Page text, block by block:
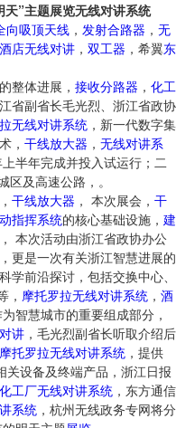
”主题展览无线对讲系统
向吸顶天线 ， 发射合路器 ， 无
酒店无线对讲 ， 双工器 ，希翼东
整体进展， 接收分路器 ， 化工
江省副省长毛光烈、浙江省政协
无线对讲系统 ，新一代数字集
， 干线放大器 ， 无线对讲系
上半年完成并投入试运行；二
及高速公路，。
， 干线放大器 ， 本次展会， 干
指挥系统的核心基础设施， 建
， 本次活动由浙江省政协办公
更是一次有关浙江智慧进展的
学前沿探讨，包括交换中心、
， 摩托罗拉无线对讲系统 ， 酒
为智慧城市的重要组成部分，
讲 ，毛光烈副省长听取介绍后
摩托罗拉无线对讲系统 ，提供
设备及终端产品，浙江日报
化工厂无线对讲系统 ，东方通信
系统 ，杭州无线政务专网将分